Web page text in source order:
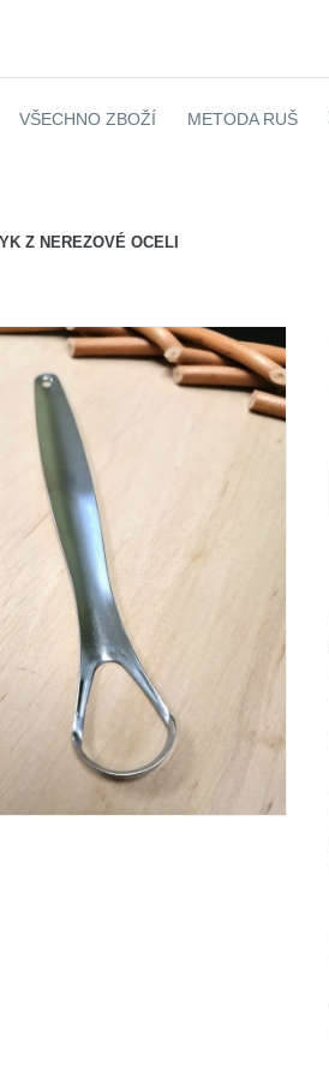
VŠECHNO ZBOŽÍ METODA RUŠ
Z NEREZOVÉ OCELI